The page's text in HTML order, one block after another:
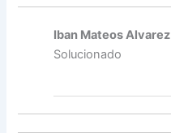
Iban Mateos Alvarez
Solucionado